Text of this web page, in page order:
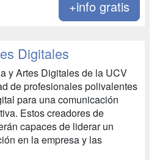
+info gratis
Digitales
y Artes Digitales de la UCV
de profesionales polivalentes
para una comunicación
Estos creadores de
capaces de liderar un
en la empresa y las